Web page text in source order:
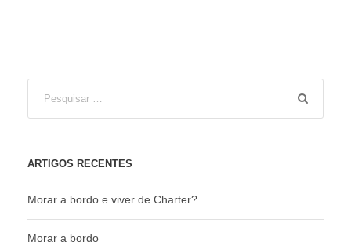
ARTIGOS RECENTES
Morar a bordo e viver de Charter?
Morar a bordo